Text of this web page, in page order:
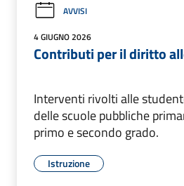
AVVISI
4 GIUGNO 2026
Contributi per il diritto
Interventi rivolti alle
delle scuole pubbliche
primo e secondo grado.
Istruzione